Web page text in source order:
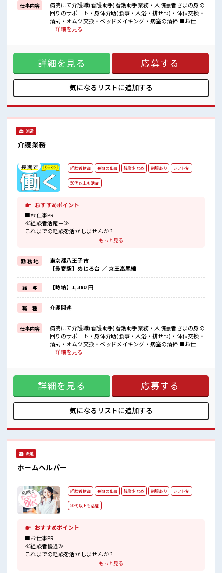
■職場の雰囲気
残業はほとんどなし！
プライベートも謳歌できる☆
仕事内容
病院にて介護職(看護助手)看護助手業務・入院患者さまの身の
回りのサポート・身体介助(食事・入浴・排せつ)・体位交換・
清拭・オムツ交換・ベッドメイキング・病室の清掃 ■お仕事
PR ≪経験者優遇≫ これまでの経験を活かしませんか？ ブラン
お願いすることもあります♪ ≪ラクラク制服アリ≫ 制服があ
るので、 毎日の服装の悩み解消♪ ≪自分に向いている仕事が
探せる≫ 困った事などがあれば、 担当がしっかりサポートし
ます！ ■職場の雰囲気 残業はほとんどなし！ プライベートも
謳歌できる☆ あなたのスキルを活かしませんか？
…詳細を見る
詳細を見る 応募する
気になるリストに追加する
派遣
介護業務
経験者歓迎 長期の仕事 残業少なめ 制服あり シフト制
50代以上も活躍
おすすめポイント
■お仕事PR
≪経験者活躍中≫
これまでの経験を活かしませんか？
≪無理なく働ける≫
場合によってはお願いすることもありますが、
残業はほとんどナシ！
制服があると毎日の服選びに悩まずOK♪
≪自分に合った期間で働ける≫
福利厚生が整った派遣のお仕事です！
■職場の雰囲気
残業はほとんどありません！
今までの経験やスキルを活かして新しいフィールドで活躍するチャ
ンス！
もっと見る
勤 務 地
東京都八王子市
【最寄駅】めじろ台 ／ 京王高尾線
給 与 【時給】1,380 円
職 種 介護関連
仕事内容
病院にて介護職(看護助手)看護助手業務・入院患者さまの身の
回りのサポート・身体介助(食事・入浴・排せつ)・体位交換・
清拭・オムツ交換・ベッドメイキング・病室の清掃 ■お仕事
PR ≪経験者活躍中≫ これまでの経験を活かしませんか？ ブラ
ありますが、 残業はほとんどナシ！ 制服があると毎日の服選
びに悩まずOK♪ ≪自分に合った期間で働ける≫ 福利厚生が
整った派遣のお仕事です！ ■職場の雰囲気 残業はほとんどあ
りません！ 今までの経験やスキルを活かして新しいフィール
ドで活躍するチャンス！
…詳細を見る
詳細を見る 応募する
気になるリストに追加する
派遣
ホームヘルパー
経験者歓迎 長期の仕事 残業少なめ 制服あり シフト制
50代以上も活躍
おすすめポイント
■お仕事PR
≪経験者優遇≫
これまでの経験を活かしませんか？
もっと見る